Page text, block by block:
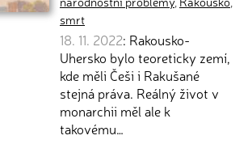
smrt
18. 11. 2022: Rakousko-
Uhersko bylo teoreticky zemí,
kde měli Češi i Rakušané
stejná práva. Reálný život v
monarchii měl ale k
takovému…